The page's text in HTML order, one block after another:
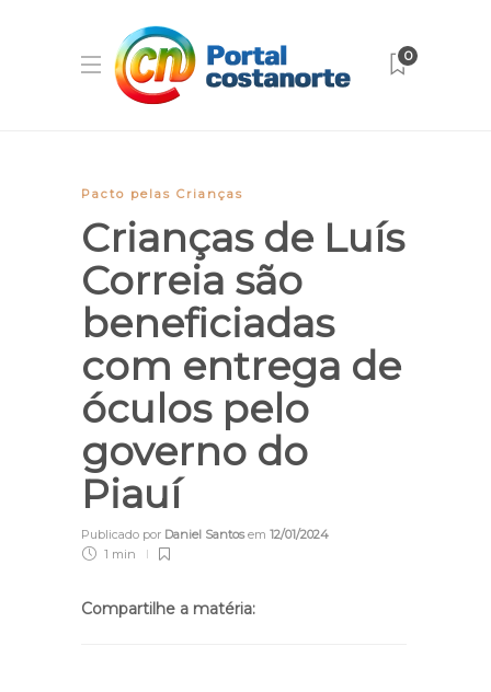
0
Pacto pelas Crianças
Crianças de Luís
Correia são
beneficiadas
com entrega de
óculos pelo
governo do
Piauí
Publicado por Daniel Santosem 12/01/2024
1 min
Compartilhe a matéria: